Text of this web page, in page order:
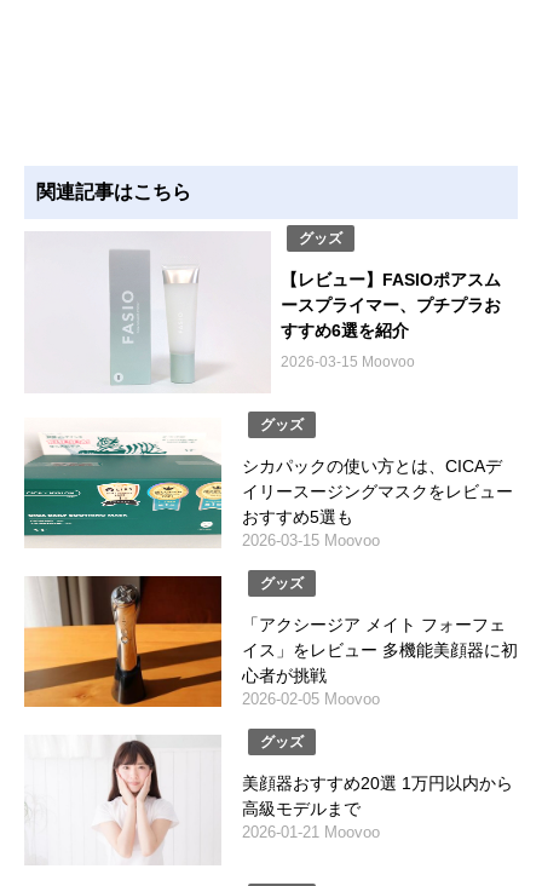
関連記事はこちら
グッズ
【レビュー】FASIOポアスム
ースプライマー、プチプラお
すすめ6選を紹介
2026-03-15 Moovoo
グッズ
シカパックの使い方とは、CICAデ
イリースージングマスクをレビュー
おすすめ5選も
2026-03-15 Moovoo
グッズ
「アクシージア メイト フォーフェ
イス」をレビュー 多機能美顔器に初
心者が挑戦
2026-02-05 Moovoo
グッズ
美顔器おすすめ20選 1万円以内から
高級モデルまで
2026-01-21 Moovoo